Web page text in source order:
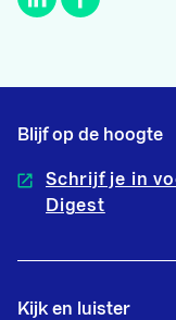
Blijf op de hoogte
Schrijf je in
Digest
Kijk en luister